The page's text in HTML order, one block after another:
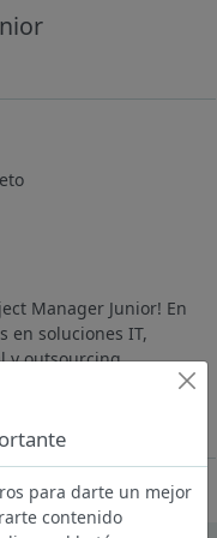
Manager Junior! En
en soluciones IT,
y outsourcing,
a proteger,
Oferta desactivada
para darte un mejor
contenido